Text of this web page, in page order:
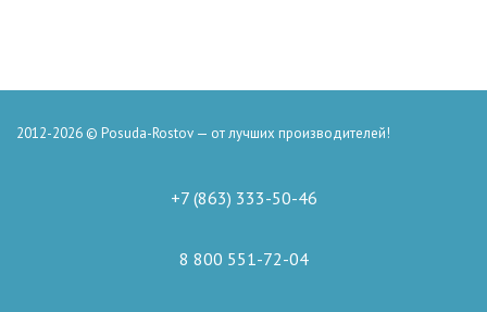
2012-2026 © Posuda-Rostov — от лучших производителей!
+7 (863) 333-50-46
8 800 551-72-04